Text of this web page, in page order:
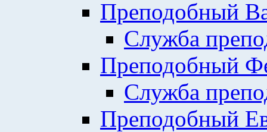
Преподобный
Служба
Преподобный
Служба
Преподобный